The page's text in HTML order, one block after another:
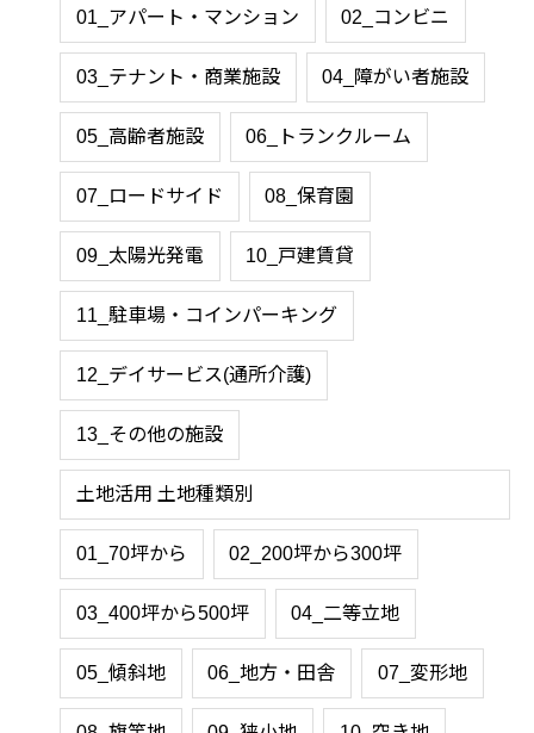
01_アパート・マンション 02_コンビニ
03_テナント・商業施設 04_障がい者施設
05_高齢者施設 06_トランクルーム
07_ロードサイド 08_保育園
09_太陽光発電 10_戸建賃貸
11_駐車場・コインパーキング
12_デイサービス(通所介護)
13_その他の施設
土地活用 土地種類別
01_70坪から 02_200坪から300坪
03_400坪から500坪 04_二等立地
05_傾斜地 06_地方・田舎 07_変形地